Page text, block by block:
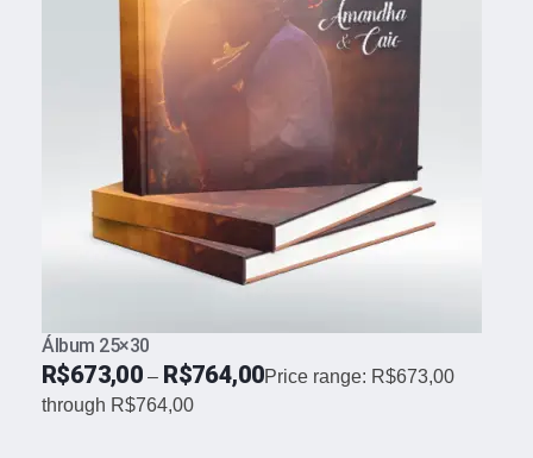
Álbum 25×30
R$673,00 – R$764,00Price range: R$673,00
through R$764,00